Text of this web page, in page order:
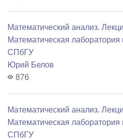
Математический анализ.
Математичеcкая
СПбГУ
Юрий Белов
876
Математический анализ.
Математичеcкая
СПбГУ